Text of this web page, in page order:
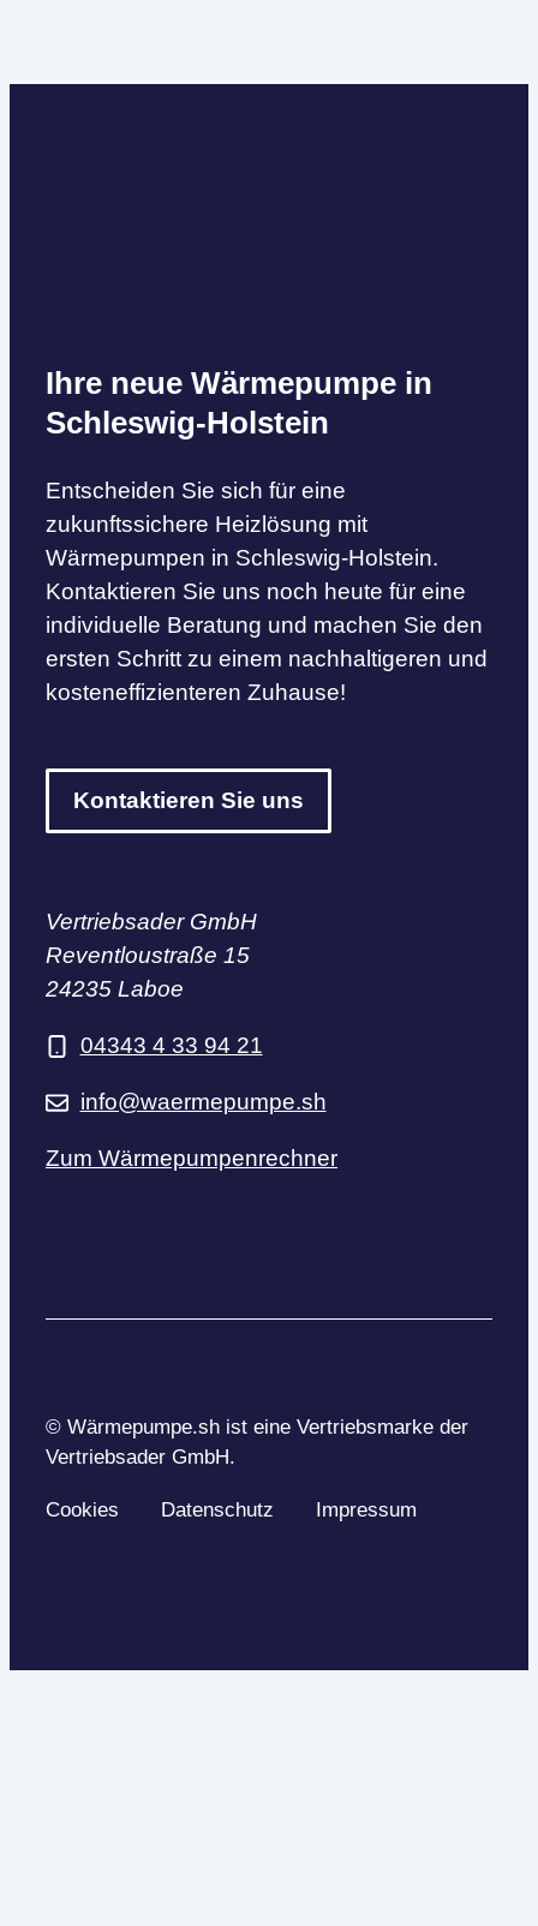
Ihre neue Wärmepumpe in
Schleswig-Holstein
Entscheiden Sie sich für eine
zukunftssichere Heizlösung mit
Wärmepumpen in Schleswig-Holstein.
Kontaktieren Sie uns noch heute für eine
individuelle Beratung und machen Sie den
ersten Schritt zu einem nachhaltigeren und
kosteneffizienteren Zuhause!
Kontaktieren Sie uns
Vertriebsader GmbH
Reventloustraße 15
24235 Laboe
04343 4 33 94 21
info@waermepumpe.sh
Zum Wärmepumpenrechner
© Wärmepumpe.sh ist eine Vertriebsmarke der
Vertriebsader GmbH.
Cookies Datenschutz Impressum